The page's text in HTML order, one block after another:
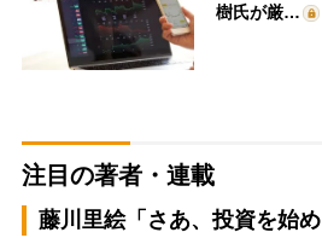
樹氏が厳…
注目の著者・連載
藤川里絵「さあ、投資を始め